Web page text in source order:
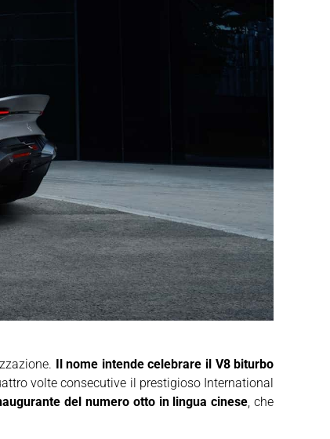
Il nome intende celebrare il V8 biturbo
volte consecutive il prestigioso International
del numero otto in lingua cinese, che